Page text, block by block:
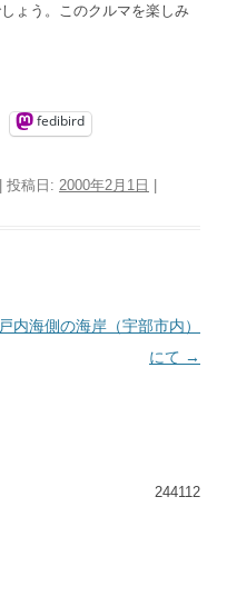
ょう。このクルマを楽しみ
fedibird
| 投稿日: 2000年2月1日 |
内海側の海岸（宇部市内）
にて →
244112